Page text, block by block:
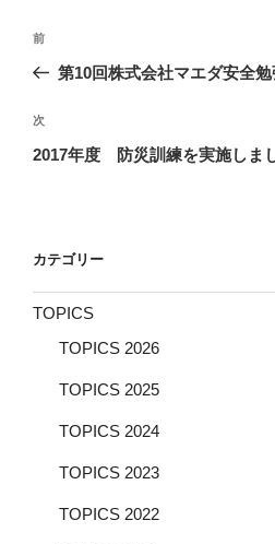
投
ナ
ビ
ゲ
ン
前
の
稿
前
第10回株式会社マエダ安全勉
次
の
次
2017年度 防災訓練を実施しまし
カテゴリー
TOPICS
TOPICS 2026
TOPICS 2025
TOPICS 2024
TOPICS 2023
TOPICS 2022